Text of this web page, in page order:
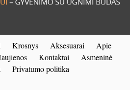
Krosnys Aksesuarai
Apie
Kontaktai
Asmeninė
Privatumo politika